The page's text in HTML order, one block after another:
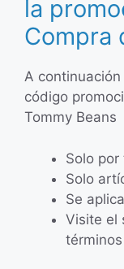
la
Compra
A continuación
código
Tommy Beans
Solo
Solo
Se
Visite el